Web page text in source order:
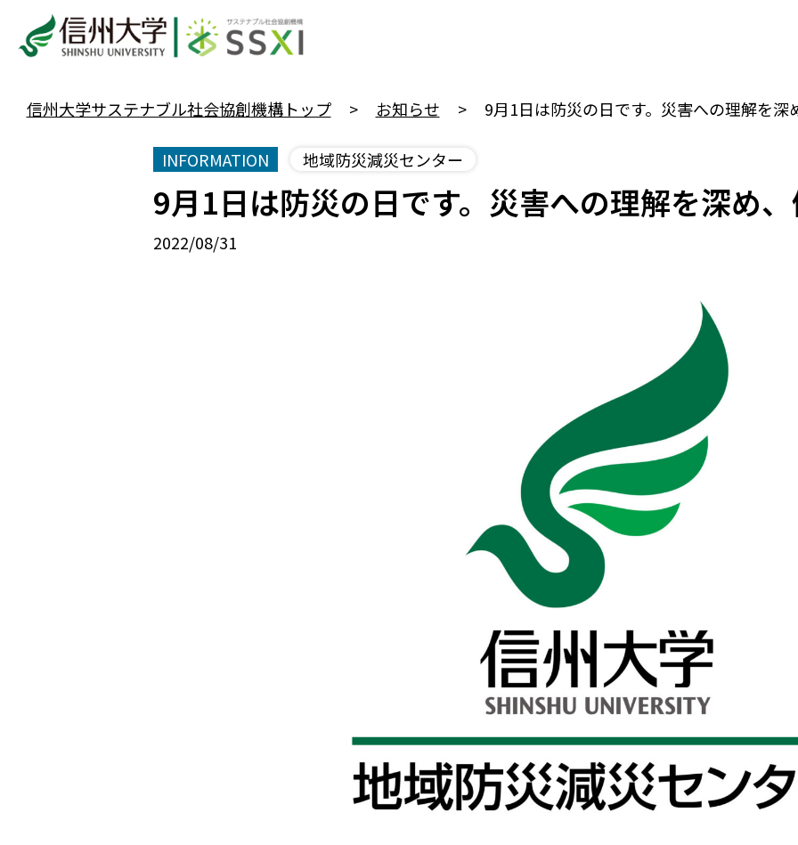
信州大学サステナブル社会協創機構トップ お知らせ 9月1日は防災の日です。災害への理解を深
INFORMATION 地域防災減災センター
9月1日は防災の日です。災害への理解を深め
2022/08/31